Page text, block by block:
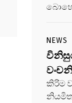
බොහෝ
NEWS
කිරිම
නියමිත